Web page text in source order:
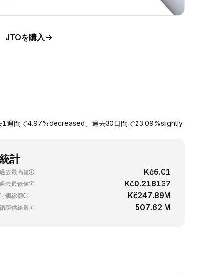
JTOを購入
1週間で4.97%decreased、過去30日間で23.09%slightly
統計
過去最高値 Kč6.01
過去最低値 Kč0.218137
時価総額 Kč247.89M
循環供給量 507.62 M